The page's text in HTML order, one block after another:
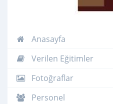
Anasayfa
Verilen Eğitimler
Fotoğraflar
Personel